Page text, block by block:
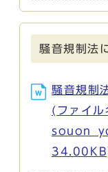
騒音規制法
騒音規制
(ファイル